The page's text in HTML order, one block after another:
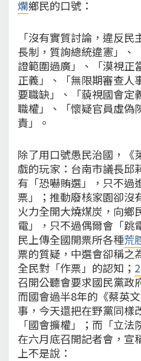
爛鄉民的口號：
「沒有實質討論，違反
長制，質詢總統違憲」、
證範圍過廣」、「漠視正
正義」、「無限期審查人
要職缺」、「藐視國會定
職權」、「懷疑官員虛偽
責」。
除了用口號愚民治國，《
戲的玩家：台南市議長邱
有「恐嚇賄選」，只不過
票」；推動廢核家園卻沒
火力全開大燒煤炭，向鄉
電」，只不過偶爾會「跳
民上傳全國開票所各種荒
票的質疑，中選會卻稱之
全民對「作票」的認知；
召開公聽會要求國民黨政
而國會過半8年的《蔡英
事，今天還把在野黨同樣
「國會擴權」；而「立
在六月底召開記者會，宣
上不是說：